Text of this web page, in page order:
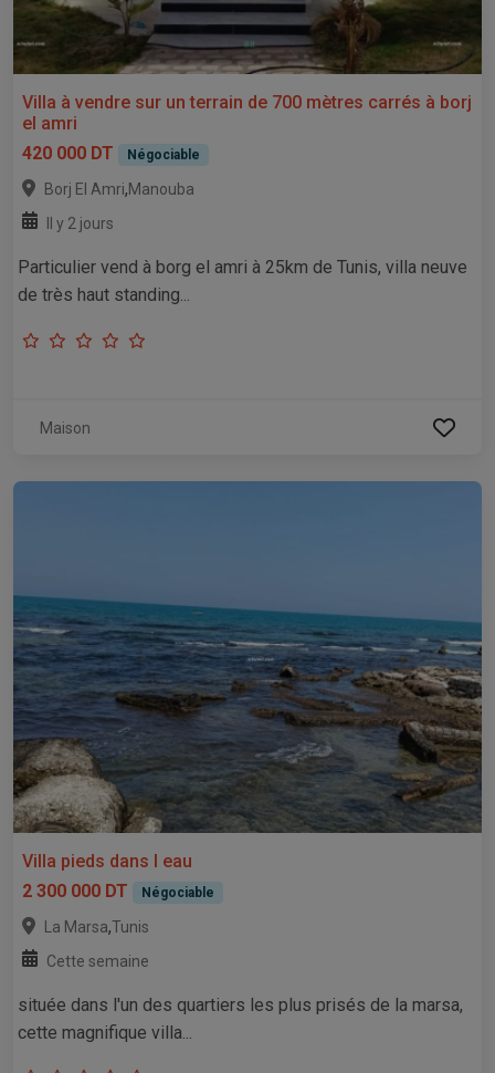
Villa à vendre sur un terrain de 700 mètres carrés à borj
el amri
420 000 DT
Négociable
Borj El Amri,Manouba
Il y 2 jours
Particulier vend à borg el amri à 25km de Tunis, villa neuve
de très haut standing...
Maison
Villa pieds dans l eau
2 300 000 DT
Négociable
La Marsa,Tunis
Cette semaine
située dans l'un des quartiers les plus prisés de la marsa,
cette magnifique villa...